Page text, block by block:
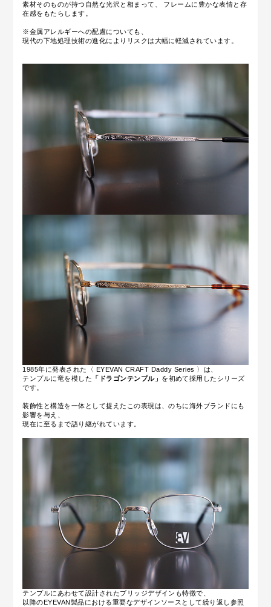
素材そのものが持つ自然な光沢と相まって、 フレームに豊かな表情と存
在感をもたらします。
※金属アレルギーへの配慮についても、
現代の下地処理技術の進化によりリスクは大幅に軽減されています。
1985年に発表された〈 EYEVAN CRAFT Daddy Series 〉は、
テンプルに竜を模した 「ドラゴンテンプル」 を初めて採用したシリーズ
です。
装飾性と構造を一体として捉えたこの表現は、のちに海外ブランドにも
影響を与え、
現在に至るまで語り継がれています。
テンプルにあわせて設計されたブリッジデザインも特徴で、
以降のEYEVAN製品における重要なデザインソースとして繰り返し参照